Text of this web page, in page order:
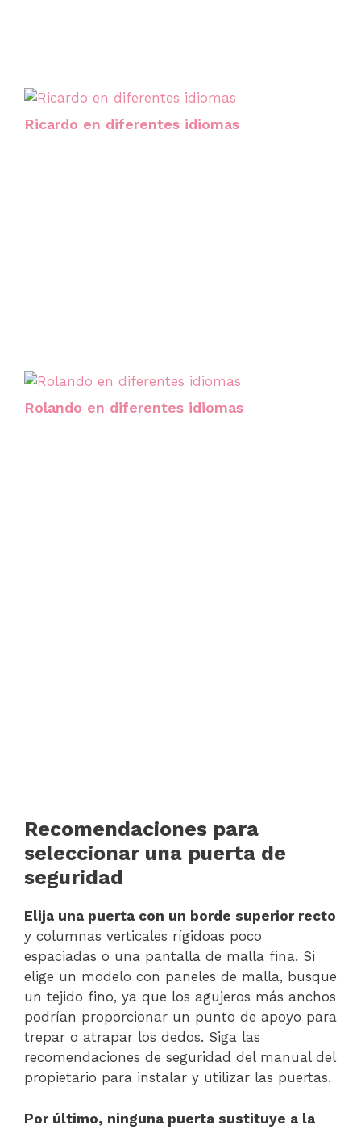
Ricardo en diferentes idiomas
Rolando en diferentes idiomas
Recomendaciones para
seleccionar una puerta de
seguridad
Elija una puerta con un borde superior recto
y columnas verticales rígidoas poco
espaciadas o una pantalla de malla fina. Si
elige un modelo con paneles de malla, busque
un tejido fino, ya que los agujeros más anchos
podrían proporcionar un punto de apoyo para
trepar o atrapar los dedos. Siga las
recomendaciones de seguridad del manual del
propietario para instalar y utilizar las puertas.
Por último, ninguna puerta sustituye a la